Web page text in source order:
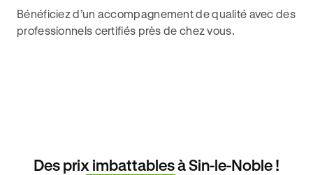
Bénéficiez d’un accompagnement de qualité avec des
professionnels certifiés près de chez vous.
Des prix imbattables à Sin-le-Noble !